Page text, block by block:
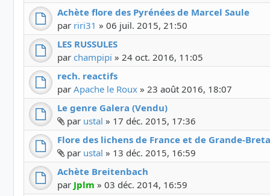
Achète flore des Pyrénées de Marcel Saule
par riri31 » 06 juil. 2015, 21:50
LES RUSSULES
par champipi » 24 oct. 2016, 11:05
rech. reactifs
par Apache le Roux » 23 août 2016, 18:07
Le genre Galera (Vendu)
Fichier(s) joint(s)
par ustal » 17 déc. 2015, 17:36
Flore des lichens de France et de Grande-
Fichier(s) joint(s)
par ustal » 13 déc. 2015, 16:59
Achète Breitenbach
par Jplm » 03 déc. 2014, 16:59